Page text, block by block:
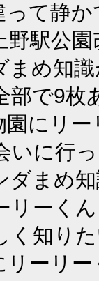
って静
野駅公
まめ知
部で9枚
園にリ
いに行
ダまめ
リーく
く知り
リーリ